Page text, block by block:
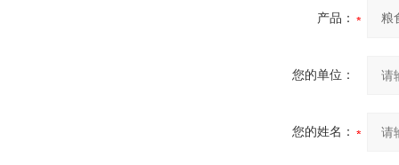
产品：
您的单位：
您的姓名：